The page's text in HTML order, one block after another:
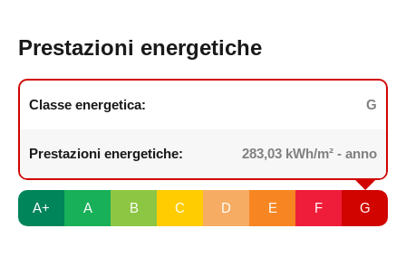
Prestazioni energetiche
Classe energetica: G
Prestazioni energetiche: 283,03 kWh/m² - anno
A+ A B C D E F G